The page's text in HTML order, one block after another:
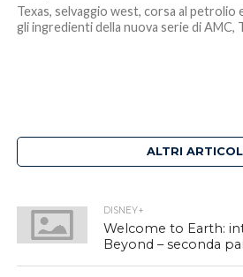
Texas, selvaggio west, corsa al petrolio
gli ingredienti della nuova serie di AMC,
ALTRI
DISNEY+
Welcome to Earth:
Beyond – seconda